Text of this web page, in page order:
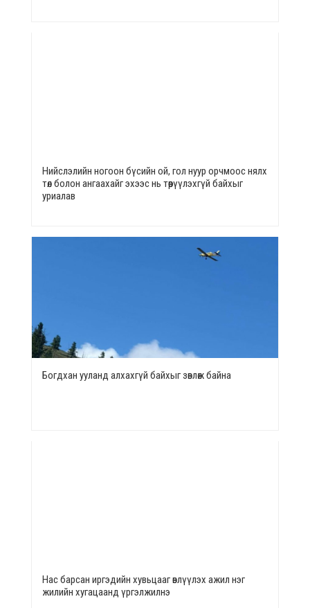
Нийслэлийн ногоон бүсийн ой, гол нуур орчмоос нялх
төл болон ангаахайг эхээс нь төөрүүлэхгүй байхыг
уриалав
Богдхан ууланд алхахгүй байхыг зөвлөж байна
Нас барсан иргэдийн хувьцааг өвлүүлэх ажил нэг
жилийн хугацаанд үргэлжилнэ